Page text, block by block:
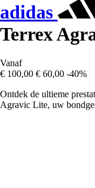
adidas
Terrex
Vanaf
€ 100,00 € 60,00 -40%
Ontdek de ultieme
Agravic Lite, uw